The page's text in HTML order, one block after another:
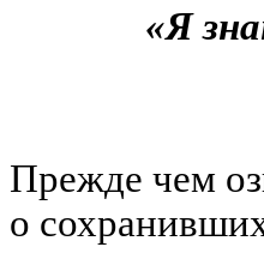
«Я
Прежде чем
о